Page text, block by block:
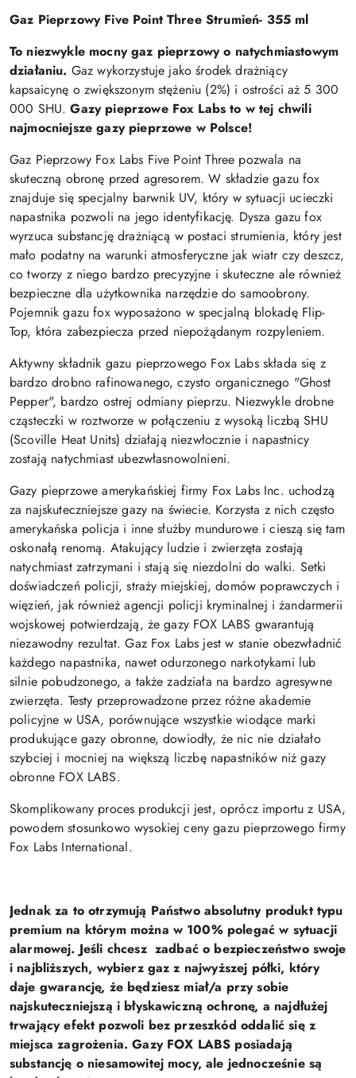
Gaz Pieprzowy Five Point Three Strumień- 355 ml
To niezwykle mocny gaz pieprzowy o natychmiastowym
działaniu. Gaz wykorzystuje jako środek drażniący
kapsaicynę o zwiększonym stężeniu (2%) i ostrości aż 5 300
000 SHU.Gazy pieprzowe Fox Labs to w tej chwili
najmocniejsze gazy pieprzowe w Polsce!
Gaz Pieprzowy Fox Labs Five Point Three pozwala na
skuteczną obronę przed agresorem. W składzie gazu fox
znajduje się specjalny barwnik UV, który w sytuacji ucieczki
napastnika pozwoli na jego identyfikację. Dysza gazu fox
wyrzuca substancję drażniącą w postaci strumienia, który jest
mało podatny na warunki atmosferyczne jak wiatr czy deszcz,
co tworzy z niego bardzo precyzyjne i skuteczne ale również
bezpieczne dla użytkownika narzędzie do samoobrony.
Pojemnik gazu fox wyposażono w specjalną blokadę Flip-
Top, która zabezpiecza przed niepożądanym rozpyleniem.
Aktywny składnik gazu pieprzowego Fox Labs składa się z
bardzo drobno rafinowanego, czysto organicznego "Ghost
Pepper", bardzo ostrej odmiany pieprzu. Niezwykle drobne
cząsteczki w roztworze w połączeniu z wysoką liczbą SHU
(Scoville Heat Units) działają niezwłocznie i napastnicy
zostają natychmiast ubezwłasnowolnieni.
Gazy pieprzowe amerykańskiej firmy Fox Labs Inc. uchodzą
za najskuteczniejsze gazy na świecie. Korzysta z nich często
amerykańska policja i inne służby mundurowe i cieszą się tam
oskonałą renomą. Atakujący ludzie i zwierzęta zostają
natychmiast zatrzymani i stają się niezdolni do walki. Setki
doświadczeń policji, straży miejskiej, domów poprawczych i
więzień, jak również agencji policji kryminalnej i żandarmerii
wojskowej potwierdzają, że gazy FOX LABS gwarantują
niezawodny rezultat. Gaz Fox Labs jest w stanie obezwładnić
każdego napastnika, nawet odurzonego narkotykami lub
silnie pobudzonego, a także zadziała na bardzo agresywne
zwierzęta. Testy przeprowadzone przez różne akademie
policyjne w USA, porównujące wszystkie wiodące marki
produkujące gazy obronne, dowiodły, że nic nie działało
szybciej i mocniej na większą liczbę napastników niż gazy
obronne FOX LABS.
Skomplikowany proces produkcji jest, oprócz importu z USA,
powodem stosunkowo wysokiej ceny gazu pieprzowego firmy
Fox Labs International.
Jednak za to otrzymują Państwo absolutny produkt typu
premium na którym można w 100% polegać w sytuacji
alarmowej. Jeśli chcesz zadbać o bezpieczeństwo swoje
i najbliższych, wybierz gaz z najwyższej półki, który
daje gwarancję, że będziesz miał/a przy sobie
najskuteczniejszą i błyskawiczną ochronę, a najdłużej
trwający efekt pozwoli bez przeszkód oddalić się z
miejsca zagrożenia. Gazy FOX LABS posiadają
substancję o niesamowitej mocy, ale jednocześnie są